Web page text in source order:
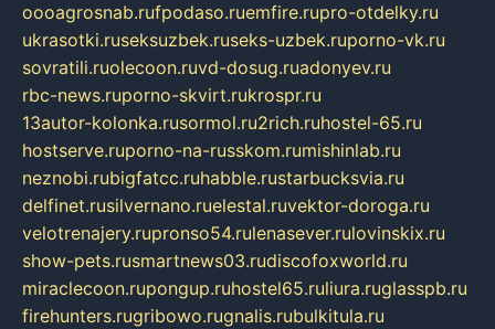
oooagrosnab.rufpodaso.ruemfire.rupro-otdelky.ru
ukrasotki.ruseksuzbek.ruseks-uzbek.ruporno-vk.ru
sovratili.ruolecoon.ruvd-dosug.ruadonyev.ru
rbc-news.ruporno-skvirt.rukrospr.ru
13autor-kolonka.rusormol.ru2rich.ruhostel-65.ru
hostserve.ruporno-na-russkom.rumishinlab.ru
neznobi.rubigfatcc.ruhabble.rustarbucksvia.ru
delfinet.rusilvernano.ruelestal.ruvektor-doroga.ru
velotrenajery.rupronso54.rulenasever.rulovinskix.ru
show-pets.rusmartnews03.rudiscofoxworld.ru
miraclecoon.rupongup.ruhostel65.ruliura.ruglasspb.ru
firehunters.rugribowo.rugnalis.rubulkitula.ru